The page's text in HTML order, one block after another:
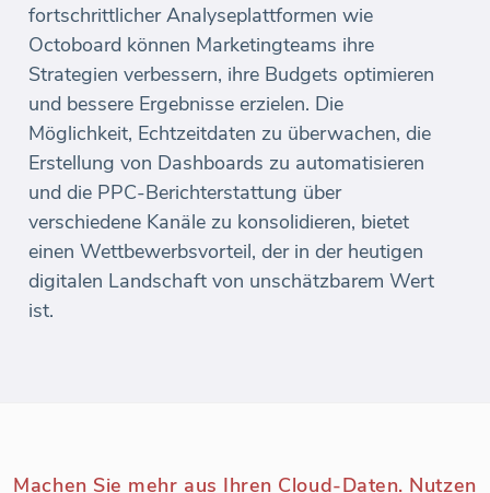
fortschrittlicher Analyseplattformen wie
Octoboard können Marketingteams ihre
Strategien verbessern, ihre Budgets optimieren
und bessere Ergebnisse erzielen. Die
Möglichkeit, Echtzeitdaten zu überwachen, die
Erstellung von Dashboards zu automatisieren
und die PPC-Berichterstattung über
verschiedene Kanäle zu konsolidieren, bietet
einen Wettbewerbsvorteil, der in der heutigen
digitalen Landschaft von unschätzbarem Wert
ist.
Machen Sie mehr aus Ihren Cloud-Daten. Nutzen